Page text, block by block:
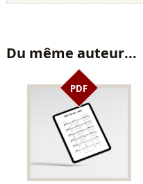
Du même auteur...
PDF